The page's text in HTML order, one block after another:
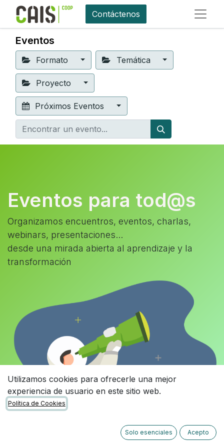
Contáctenos
Eventos
Formato Temática
Proyecto
Próximos Eventos
Eventos para tod@s
Organizamos encuentros, eventos, charlas,
webinars, presentaciones...
desde una mirada abierta al aprendizaje y la
transformación
Utilizamos cookies para ofrecerle una mejor
experiencia de usuario en este sitio web.
Política de Cookies
Solo esenciales Acepto